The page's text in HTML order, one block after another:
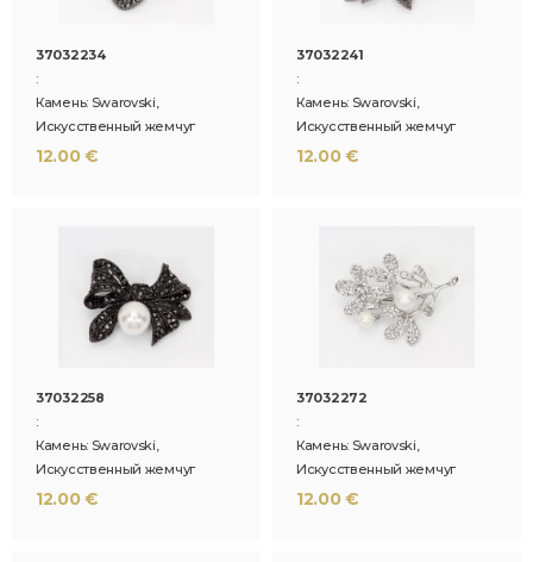
37032234
:
Камень: Swarovski,
Искусственный жемчуг
12.00 €
37032241
:
Камень: Swarovski,
Искусственный жемчуг
12.00 €
37032258
:
Камень: Swarovski,
Искусственный жемчуг
12.00 €
37032272
:
Камень: Swarovski,
Искусственный жемчуг
12.00 €